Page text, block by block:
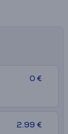
0 €
2.99 €